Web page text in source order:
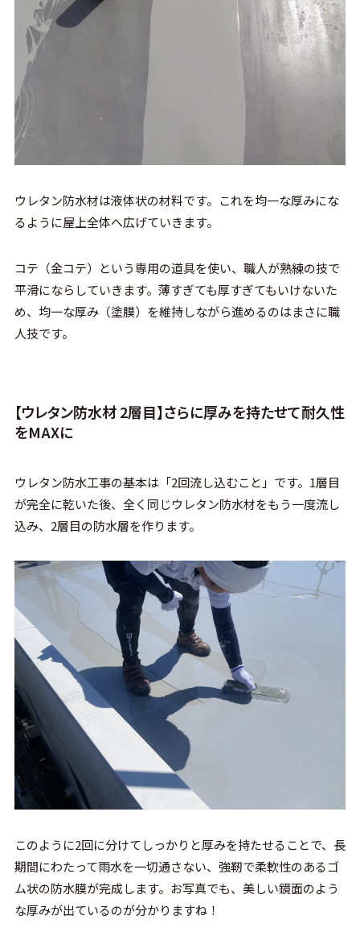
ウレタン防水材は液体状の材料です。これを均一な厚みにな
るように屋上全体へ広げていきます。
コテ（金コテ）という専用の道具を使い、職人が熟練の技で
平滑にならしていきます。薄すぎても厚すぎてもいけないた
め、均一な厚み（塗膜）を維持しながら進めるのはまさに職
人技です。
【ウレタン防水材 2層目】さらに厚みを持たせて耐久性
をMAXに
ウレタン防水工事の基本は「2回流し込むこと」です。1層目
が完全に乾いた後、全く同じウレタン防水材をもう一度流し
込み、2層目の防水層を作ります。
このように2回に分けてしっかりと厚みを持たせることで、長
期間にわたって雨水を一切通さない、強靭で柔軟性のあるゴ
ム状の防水膜が完成します。お写真でも、美しい鏡面のよう
な厚みが出ているのが分かりますね！